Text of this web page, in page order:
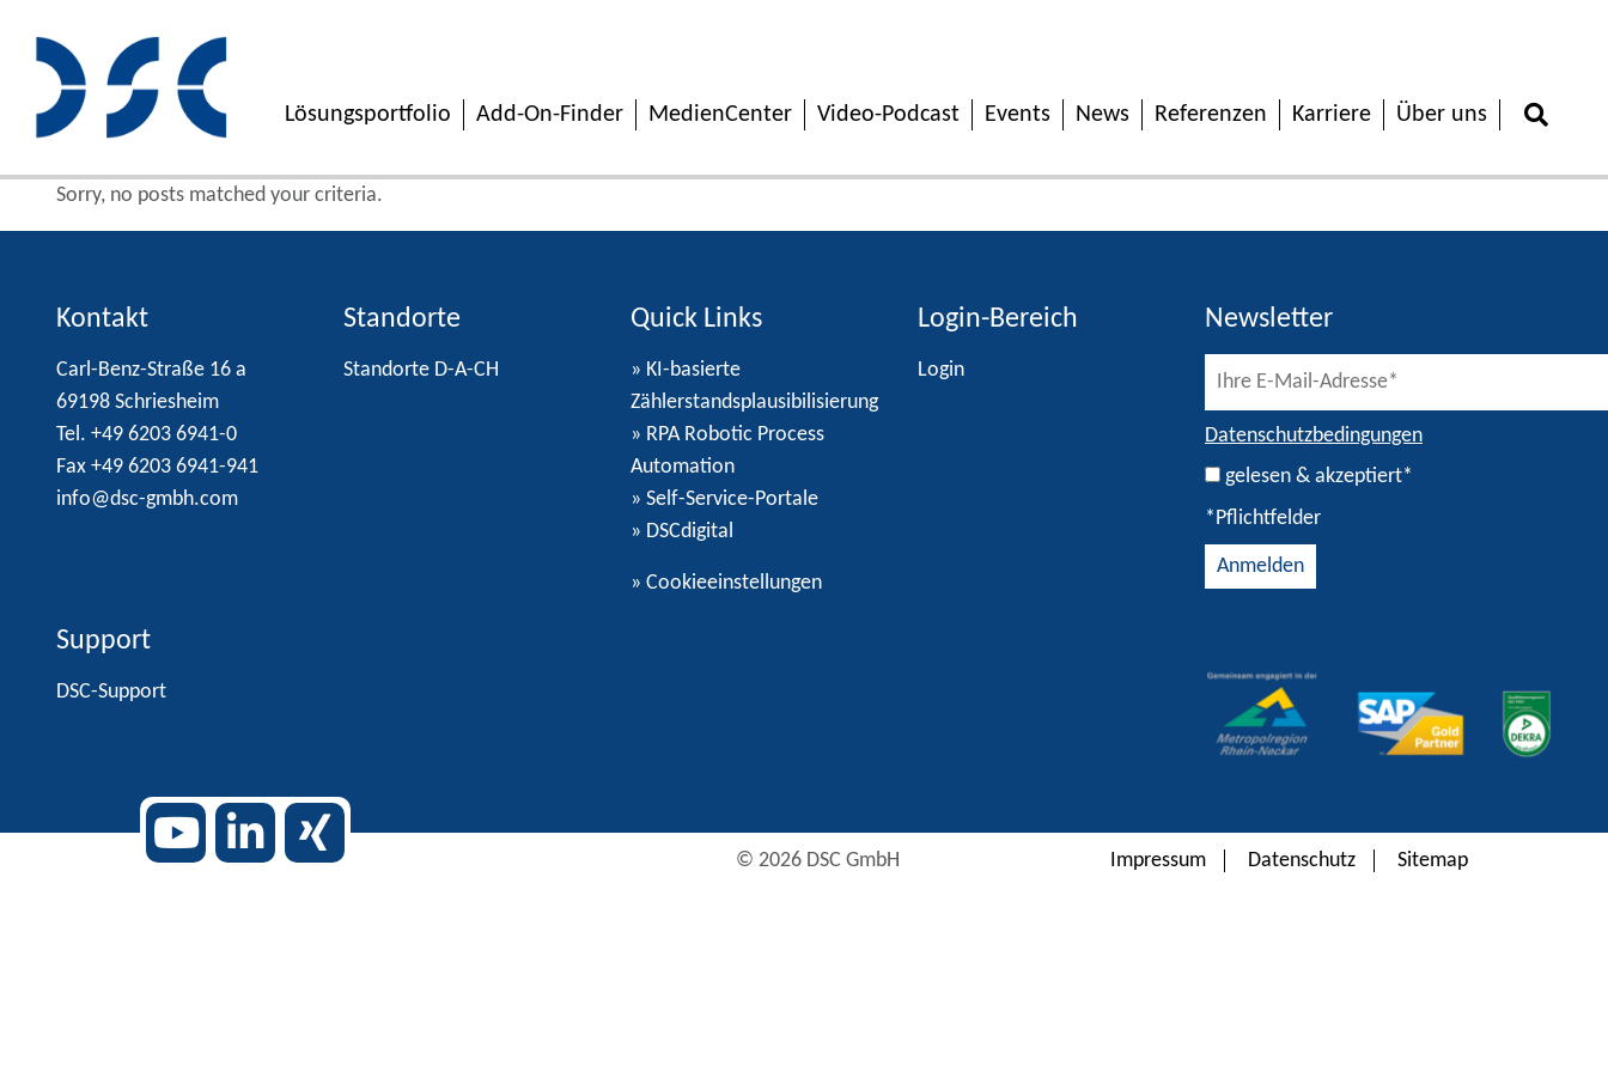
Lösungsportfolio Add-On-Finder MedienCenter Video-Podcast Events News Referenzen Karriere Über uns
Sorry, no posts matched your criteria.
Kontakt
Carl-Benz-Straße 16 a
69198 Schriesheim
Tel. +49 6203 6941-0
Fax +49 6203 6941-941
info@dsc-gmbh.com
Standorte
Standorte D-A-CH
Quick Links
» KI-basierte
Zählerstandsplausibilisierung
» RPA Robotic Process
Automation
» Self-Service-Portale
» DSCdigital
» Cookieeinstellungen
Login-Bereich
Login
Newsletter
Datenschutzbedingungen
gelesen & akzeptiert*
*Pflichtfelder
Support
DSC-Support
© 2026 DSC GmbH Impressum Datenschutz Sitemap